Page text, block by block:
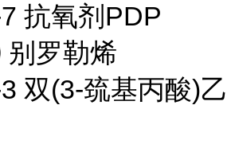
抗氧剂PDP
别罗勒烯
双(3-巯基丙酸)乙